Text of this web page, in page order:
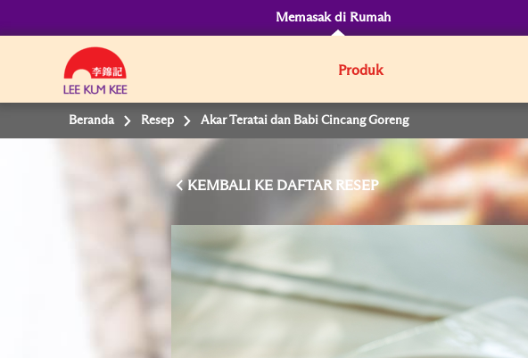
Memasak di Rumah
Produk
Beranda Resep Akar Teratai dan Babi Cincang Goreng
KEMBALI